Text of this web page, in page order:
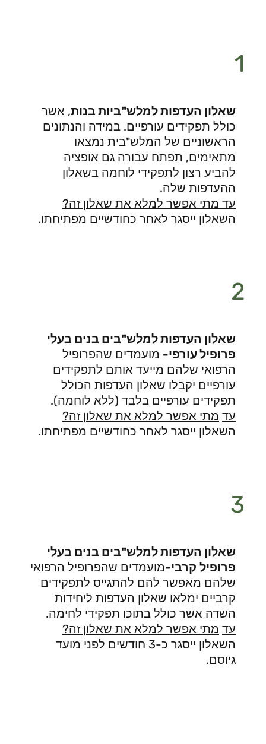
1
שאלון העדפות למלש"ביות בנות, אשר
כולל תפקידים עורפיים. במידה והנתונים
הראשוניים של המלש"בית נמצאו
מתאימים, תפתח עבורה גם אופציה
להביע רצון לתפקידי לוחמה בשאלון
ההעדפות שלה.
עד מתי אפשר למלא את שאלון זה?
השאלון ייסגר לאחר כחודשיים מפתיחתו.
2
שאלון העדפות למלש"בים בנים בעלי
פרופיל עורפי- מועמדים שהפרופיל
הרפואי שלהם מייעד אותם לתפקידים
עורפיים יקבלו שאלון העדפות הכולל
תפקידים עורפיים בלבד (ללא לוחמה).
עד מתי אפשר למלא את שאלון זה?
השאלון ייסגר לאחר כחודשיים מפתיחתו.
3
שאלון העדפות למלש"בים בנים בעלי
פרופיל קרבי-מועמדים שהפרופיל הרפואי
שלהם מאפשר להם להתגייס לתפקידים
קרביים ימלאו שאלון העדפות ליחידות
השדה אשר כולל בתוכו תפקידי לחימה.
עד מתי אפשר למלא את שאלון זה?
השאלון ייסגר כ-3 חודשים לפני מועד
גיוסם.